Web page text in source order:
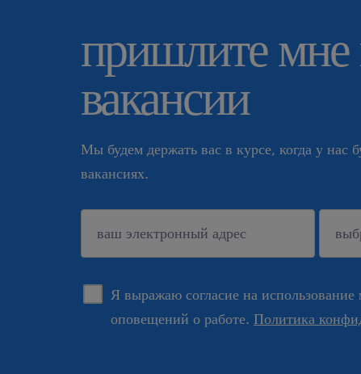
пришлите
вакансии
Мы будем держать вас в курсе, когда у нас
вакансиях.
Я выражаю согласие на
оповещений о работе. Политика
подтверждать